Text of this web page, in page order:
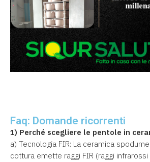
Faq: Domande ricorrenti
1) Perché scegliere le pentole in
a) Tecnologia FIR: La ceramica
cottura emette raggi FIR (raggi infrarossi